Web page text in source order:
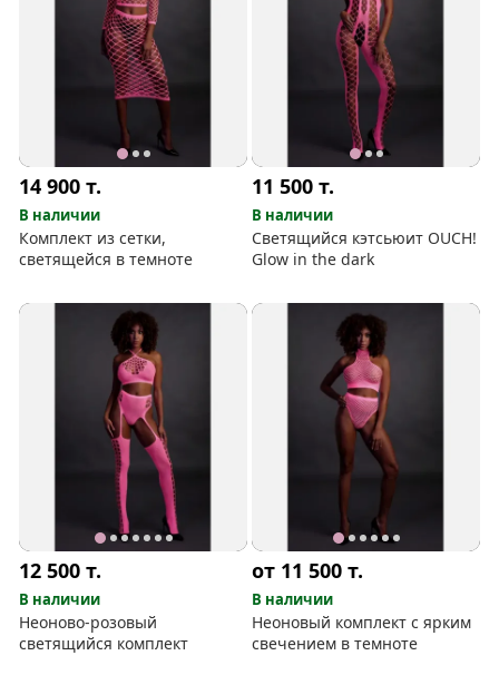
14 900т.
В наличии
Комплект из сетки,
светящейся в темноте
11 500т.
В наличии
Светящийся кэтсьюит OUCH!
Glow in the dark
12 500т.
В наличии
Неоново-розовый
светящийся комплект
от 11 500т.
В наличии
Неоновый комплект с ярким
свечением в темноте